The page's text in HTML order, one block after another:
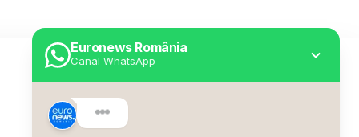
Euronews România
Canal WhatsApp
Despre Euronews